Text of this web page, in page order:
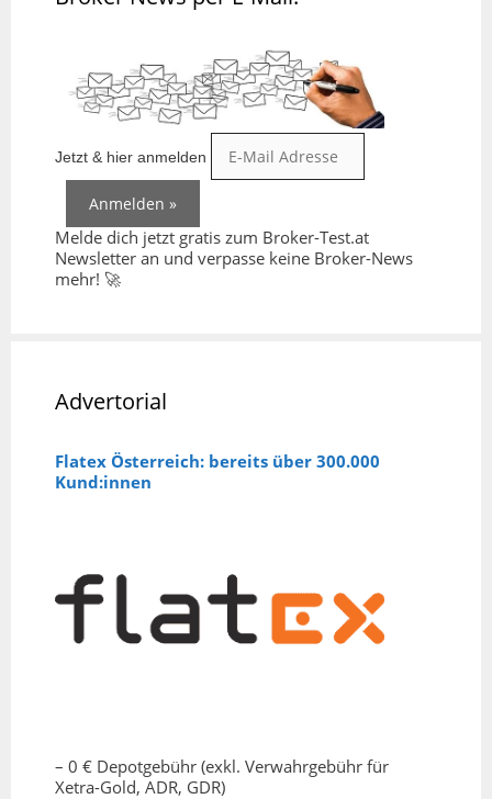
Jetzt & hier anmelden
Melde dich jetzt gratis zum Broker-Test.at
Newsletter an und verpasse keine Broker-News
mehr! 🚀
Advertorial
Flatex Österreich: bereits über 300.000
Kund:innen
– 0 € Depotgebühr (exkl. Verwahrgebühr für
Xetra-Gold, ADR, GDR)